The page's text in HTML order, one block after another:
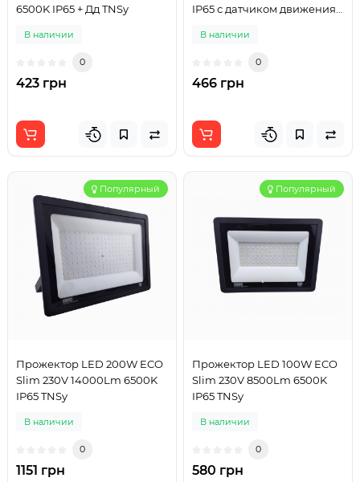
6500K IP65 + Дд TNSy
В наличии
0
423 грн
IP65 с датчиком движения
В наличии
0
466 грн
Популярный
Прожектор LED 200W ECO
Slim 230V 14000Lm 6500K
IP65 TNSy
В наличии
0
1151 грн
Популярный
Прожектор LED 100W ECO
Slim 230V 8500Lm 6500K
IP65 TNSy
В наличии
0
580 грн